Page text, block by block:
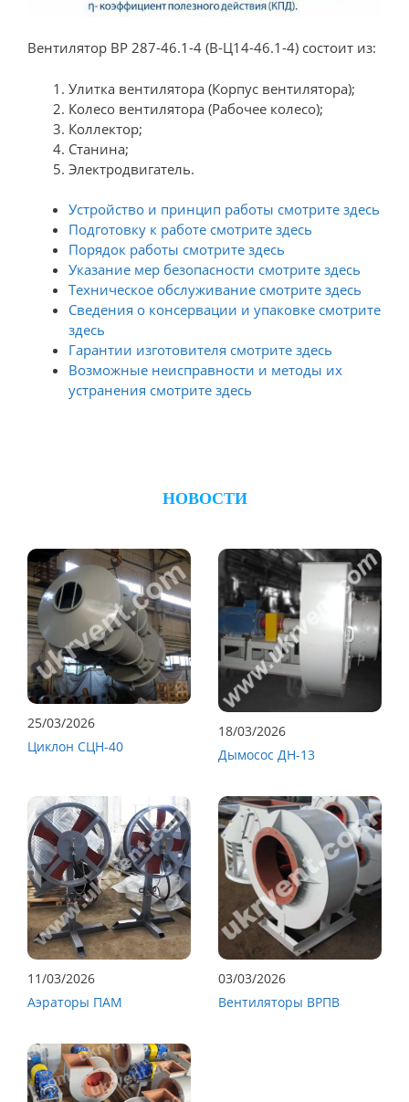
Вентилятор ВР 287-46.1-4 (В-Ц14-46.1-4) состоит из:
Улитка вентилятора (Корпус вентилятора);
Колесо вентилятора (Рабочее колесо);
Коллектор;
Станина;
Электродвигатель.
Устройство и принцип работы смотрите здесь
Подготовку к работе смотрите здесь
Порядок работы смотрите здесь
Указание мер безопасности смотрите здесь
Техническое обслуживание смотрите здесь
Сведения о консервации и упаковке смотрите
здесь
Гарантии изготовителя смотрите здесь
Возможные неисправности и методы их
устранения смотрите здесь
НОВОСТИ
25/03/2026
Циклон СЦН-40
18/03/2026
Дымосос ДН-13
11/03/2026
Аэраторы ПАМ
03/03/2026
Вентиляторы ВРПВ